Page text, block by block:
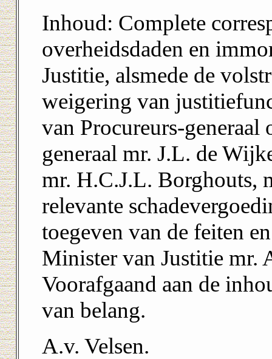
Inhoud: Complete
overheidsdaden en
Justitie, alsmede de
weigering van
van Procureurs-generaal
generaal mr. J.L. de
mr. H.C.J.L. Borghouts,
relevante
toegeven van de feiten
Minister van Justitie mr.
Voorafgaand aan de
van belang.
A.v. Velsen.